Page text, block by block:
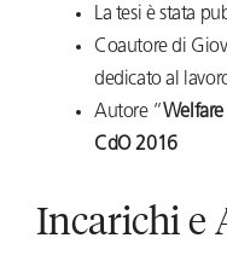
La tesi è stata
Coautore di
dedicato al
Autore “
CdO 2016
Incarichi e